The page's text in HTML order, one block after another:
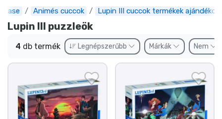
Animés cuccok Lupin III cuccok termékek ajándékok
Lupin III puzzleök
4 db termék Legnépszerűbb Márkák Nem
Express szállítás
Előrendelhető cuccok
Outlet cuccok
Ajándékkártya
Szállítás és fizetés